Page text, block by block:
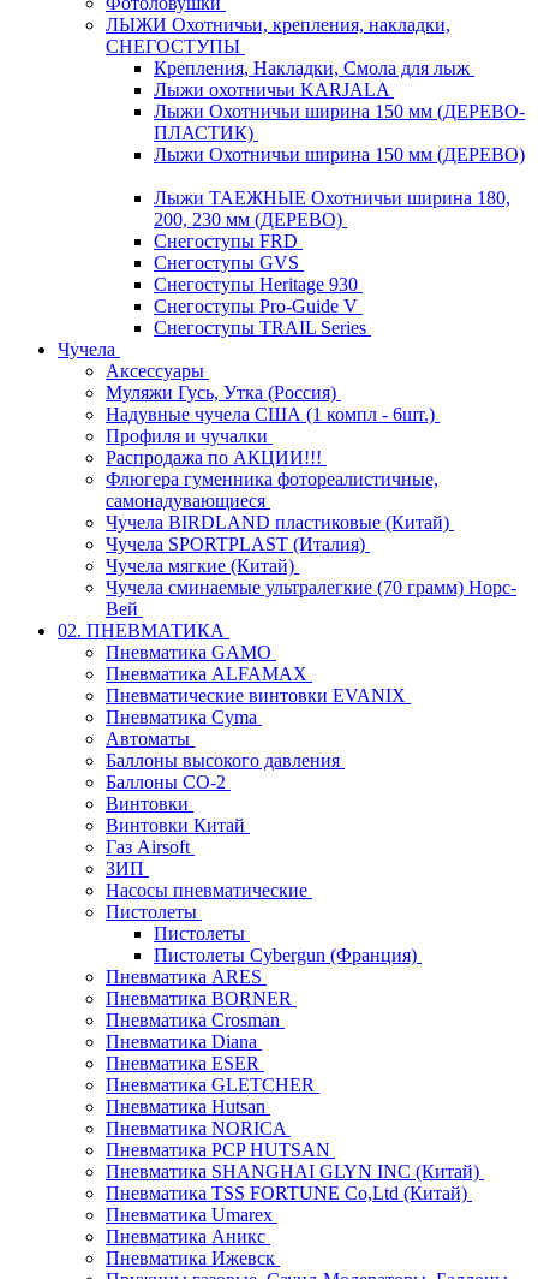
ЛЫЖИ Охотничьи, крепления, накладки,
СНЕГОСТУПЫ
Крепления, Накладки, Смола для лыж
Лыжи охотничьи KARJALA
Лыжи Охотничьи ширина 150 мм (ДЕРЕВО-
ПЛАСТИК)
Лыжи Охотничьи ширина 150 мм (ДЕРЕВО)
Лыжи ТАЕЖНЫЕ Охотничьи ширина 180,
200, 230 мм (ДЕРЕВО)
Снегоступы FRD
Снегоступы GVS
Снегоступы Heritage 930
Снегоступы Pro-Guide V
Снегоступы TRAIL Series
Чучела
Аксессуары
Муляжи Гусь, Утка (Россия)
Надувные чучела США (1 компл - 6шт.)
Профиля и чучалки
Распродажа по АКЦИИ!!!
Флюгера гуменника фотореалистичные,
самонадувающиеся
Чучела BIRDLAND пластиковые (Китай)
Чучела SPORTPLAST (Италия)
Чучела мягкие (Китай)
Чучела сминаемые ультралегкие (70 грамм) Норс-
Вей
02. ПНЕВМАТИКА
Пневматика GAMO
Пневматика ALFAMAX
Пневматические винтовки EVANIX
Пневматика Cyma
Автоматы
Баллоны высокого давления
Баллоны СО-2
Винтовки
Винтовки Китай
Газ Airsoft
ЗИП
Насосы пневматические
Пистолеты
Пистолеты
Пистолеты Cybergun (Франция)
Пневматика ARES
Пневматика BORNER
Пневматика Crosman
Пневматика Diana
Пневматика ESER
Пневматика GLETCHER
Пневматика Hutsan
Пневматика NORICA
Пневматика PCP HUTSAN
Пневматика SHANGHAI GLYN INC (Китай)
Пневматика TSS FORTUNE Co,Ltd (Китай)
Пневматика Umarex
Пневматика Аникс
Пневматика Ижевск